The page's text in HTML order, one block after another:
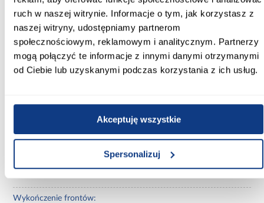
ruch w naszej witrynie. Informacje o tym, jak korzystasz z
naszej witryny, udostępniamy partnerom
społecznościowym, reklamowym i analitycznym. Partnerzy
mogą połączyć te informacje z innymi danymi otrzymanymi
od Ciebie lub uzyskanymi podczas korzystania z ich usług.
Akceptuję wszystkie
Spersonalizuj
Kolor frontów:
biały
Kolor korpusu:
biały
bez lustra
Wykończenie frontów: